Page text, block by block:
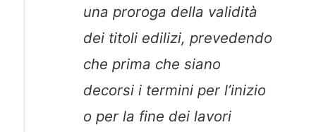
una proroga della validità
dei titoli edilizi, prevedendo
che prima che siano
decorsi i termini per l’inizio
o per la fine dei lavori